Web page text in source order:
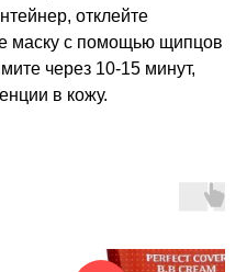
отклейте
маску с помощью щипцов
через 10-15 минут,
в кожу.